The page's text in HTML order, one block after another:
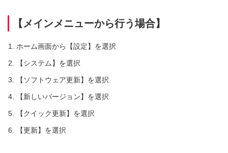
【メインメニューから行う場合】
ホーム画面から【設定】を選択
【システム】を選択
【ソフトウェア更新】を選択
【新しいバージョン】を選択
【クイック更新】を選択
【更新】を選択